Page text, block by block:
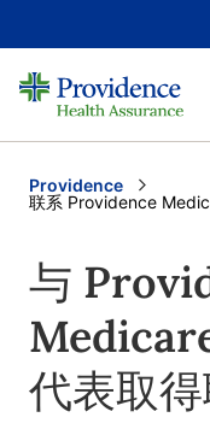
Providence
Current:
联系 Providence
与
代表取